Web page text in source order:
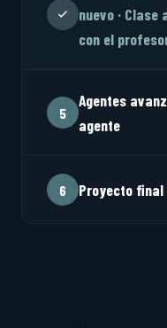
nuevo ·
con el
5
Agentes
agente
6 Proyecto